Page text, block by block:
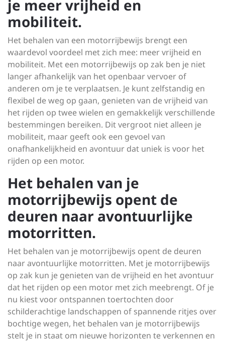
je meer vrijheid en
mobiliteit.
Het behalen van een motorrijbewijs brengt een
waardevol voordeel met zich mee: meer vrijheid en
mobiliteit. Met een motorrijbewijs op zak ben je niet
langer afhankelijk van het openbaar vervoer of
anderen om je te verplaatsen. Je kunt zelfstandig en
flexibel de weg op gaan, genieten van de vrijheid van
het rijden op twee wielen en gemakkelijk verschillende
bestemmingen bereiken. Dit vergroot niet alleen je
mobiliteit, maar geeft ook een gevoel van
onafhankelijkheid en avontuur dat uniek is voor het
rijden op een motor.
Het behalen van je
motorrijbewijs opent de
deuren naar avontuurlijke
motorritten.
Het behalen van je motorrijbewijs opent de deuren
naar avontuurlijke motorritten. Met je motorrijbewijs
op zak kun je genieten van de vrijheid en het avontuur
dat het rijden op een motor met zich meebrengt. Of je
nu kiest voor ontspannen toertochten door
schilderachtige landschappen of spannende ritjes over
bochtige wegen, het behalen van je motorrijbewijs
stelt je in staat om nieuwe horizonten te verkennen en